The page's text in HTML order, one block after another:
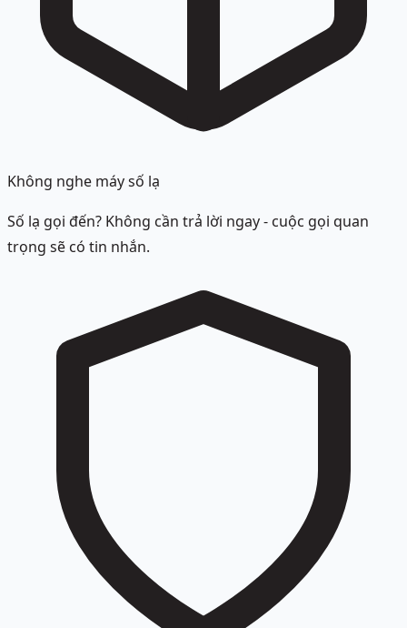
Không nghe máy số lạ
Số lạ gọi đến? Không cần trả lời ngay - cuộc gọi quan
trọng sẽ có tin nhắn.